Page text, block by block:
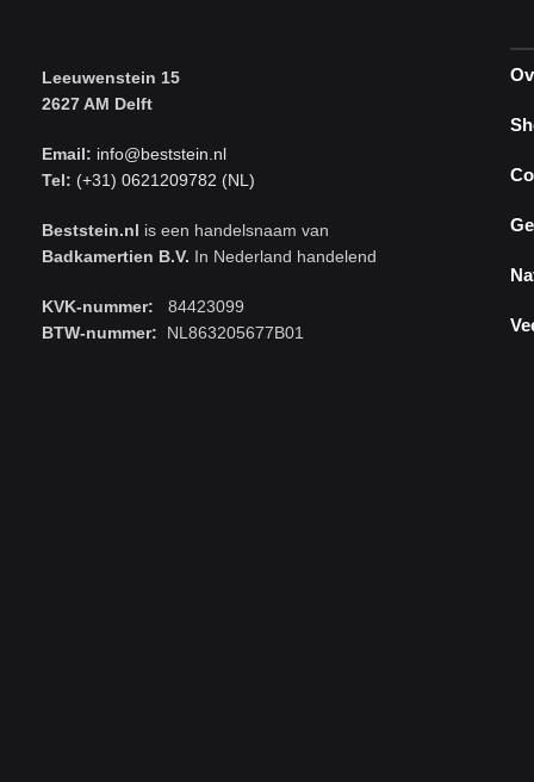
Leeuwenstein 15
2627 AM Delft
Email: info@beststein.nl
Tel: (+31) 0621209782 (NL)
Beststein.nl is een handelsnaam van
Badkamertien B.V. In Nederland handelend
KVK-nummer: 84423099
BTW-nummer: NL863205677B01